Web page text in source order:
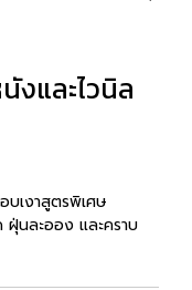
งและไวนิล
บเงาสูตรพิเศษ
นละออง และคราบ